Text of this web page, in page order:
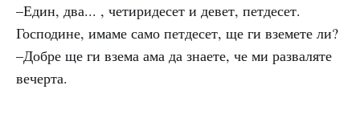
–Един, два... , четиридесет и девет, петдесет.
Господине, имаме само петдесет, ще ги вземете ли?
–Добре ще ги взема ама да знаете, че ми разваляте
вечерта.